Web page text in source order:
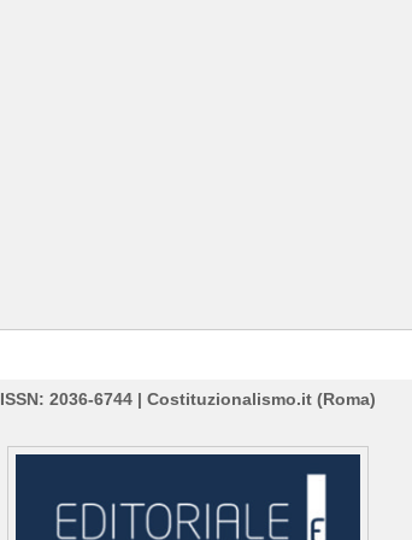
ISSN: 2036-6744 | Costituzionalismo.it (Roma)